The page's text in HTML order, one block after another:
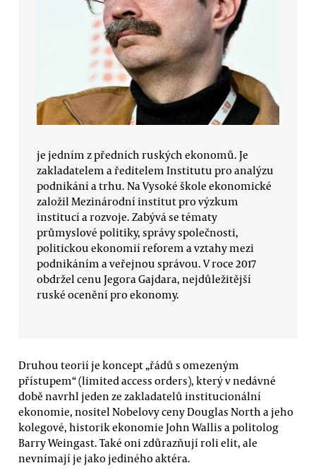
je jedním z předních ruských ekonomů. Je
zakladatelem a ředitelem Institutu pro analýzu
podnikání a trhu. Na Vysoké škole ekonomické
založil Mezinárodní institut pro výzkum
institucí a rozvoje. Zabývá se tématy
průmyslové politiky, správy společnosti,
politickou ekonomií reforem a vztahy mezi
podnikáním a veřejnou správou. V roce 2017
obdržel cenu Jegora Gajdara, nejdůležitější
ruské ocenění pro ekonomy.
Druhou teorií je koncept „řádů s omezeným
přístupem“ (limited access orders), který v nedávné
době navrhl jeden ze zakladatelů institucionální
ekonomie, nositel Nobelovy ceny Douglas North a jeho
kolegové, historik ekonomie John Wallis a politolog
Barry Weingast. Také oni zdůrazňují roli elit, ale
nevnímají je jako jediného aktéra.